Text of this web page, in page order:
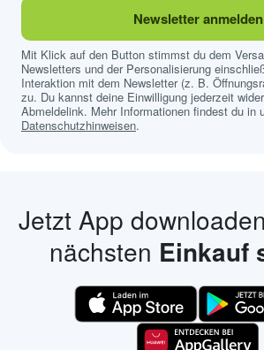
Newsletter anmelden
Mit Klick auf den Button stimmst du dem
Newsletters und der Personalisierung
Interaktion mit dem Newsletter (z. B.
zu. Du kannst deine Einwilligung jederzeit
Abmeldelink. Mehr Informationen findest du in
Datenschutzhinweisen.
Jetzt App
nächsten Einkauf